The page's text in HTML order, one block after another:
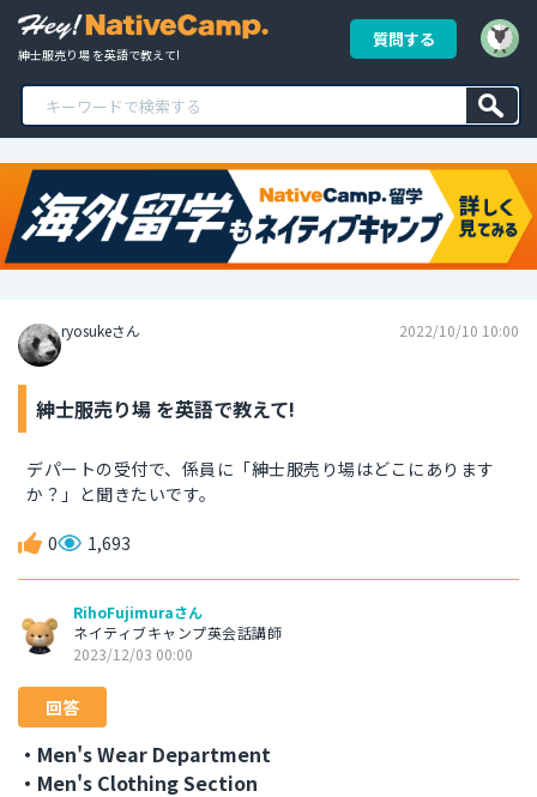
紳士服売り場 を英語で教えて!
質問する
ryosukeさん 2022/10/10 10:00
紳士服売り場 を英語で教えて!
デパートの受付で、係員に「紳士服売り場はどこにあります
か？」と聞きたいです。
0 1,693
RihoFujimuraさん
ネイティブキャンプ英会話講師
2023/12/03 00:00
回答
・Men's Wear Department
・Men's Clothing Section